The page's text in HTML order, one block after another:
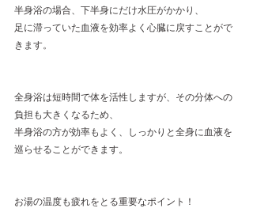
半身浴の場合、下半身にだけ水圧がかかり、
足に滞っていた血液を効率よく心臓に戻すことがで
きます。
全身浴は短時間で体を活性しますが、その分体への
負担も大きくなるため、
半身浴の方が効率もよく、しっかりと全身に血液を
巡らせることができます。
お湯の温度も疲れをとる重要なポイント！